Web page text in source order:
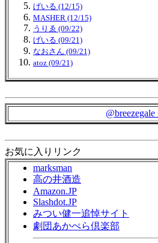
げいる (12/15)
MASHER (12/15)
うりゑ (09/22)
げいる (09/21)
なおさん (09/21)
atoz (09/21)
お気に入りリンク
marksman
高の井酒造
Amazon.JP
Slashdot.JP
みつい健一追悼サイト
劇団あかぺら倶楽部